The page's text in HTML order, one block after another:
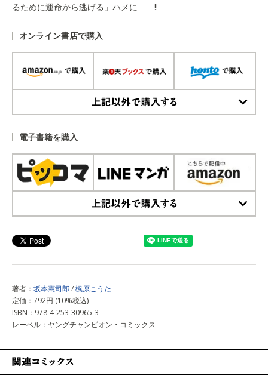
るために運命から逃げる」ハメに――!!
オンライン書店で購入
電子書籍を購入
著者： 坂本憲司郎/楓原こうた
定価：792円 (10%税込)
ISBN：978-4-253-30965-3
レーベル：ヤングチャンピオン・コミックス